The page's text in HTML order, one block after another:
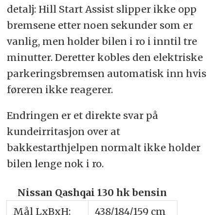
detalj: Hill Start Assist slipper ikke opp
bremsene etter noen sekunder som er
vanlig, men holder bilen i ro i inntil tre
minutter. Deretter kobles den elektriske
parkeringsbremsen automatisk inn hvis
føreren ikke reagerer.
Endringen er et direkte svar på
kundeirritasjon over at
bakkestarthjelpen normalt ikke holder
bilen lenge nok i ro.
Nissan Qashqai 130 hk bensin
Mål LxBxH:
438/184/159 cm